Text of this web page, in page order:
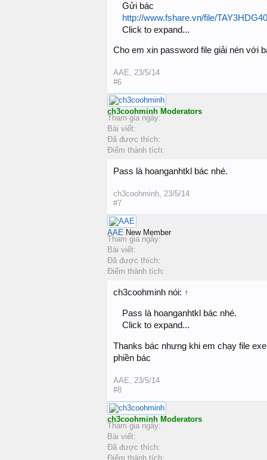
Gửi bác
http://www.fshare.vn/file/
Click to expand...
Cho em xin password file giải nén với
AAE, 23/5/14
#6
ch3coohminh Moderators
Tham gia ngày:
Bài viết:
Đã được thích:
Điểm thành tích:
Pass là hoanganhtkl bác nhé.
ch3coohminh, 23/5/14
#7
AAE New Member
Tham gia ngày:
Bài viết:
Đã được thích:
Điểm thành tích:
ch3coohminh nói: ↑
Pass là hoanganhtkl bác nhé.
Click to expand...
Thanks bác nhưng khi em chạy file
phiền bác
AAE
23/5/14
#8
ch3coohminh Moderators
Tham gia ngày:
Bài viết:
Đã được thích:
Điểm thành tích: